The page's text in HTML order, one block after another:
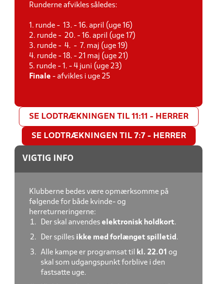
Runderne afvikles således:
1. runde - 13. - 16. april (uge 16)
2. runde - 20. - 16. april (uge 17)
3. runde - 4. - 7. maj (uge 19)
4. runde - 18. - 21 maj (uge 21)
5. runde - 1. - 4 juni (uge 23)
Finale - afvikles i uge 25
SE LODTRÆKNINGEN TIL 11:11 - HERRER
SE LODTRÆKNINGEN TIL 7:7 - HERRER
VIGTIG INFO
Klubberne bedes være opmærksomme på
følgende for både kvinde- og
herreturneringerne:
Der skal anvendes elektronisk holdkort.
Der spilles ikke med forlænget spilletid .
Alle kampe er programsat til kl. 22.01 og
skal som udgangspunkt forblive i den
fastsatte uge.